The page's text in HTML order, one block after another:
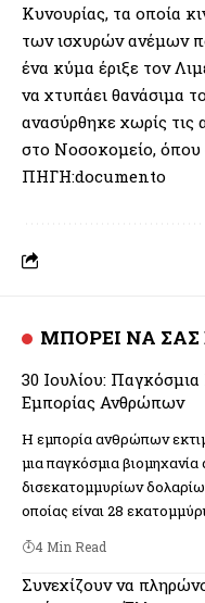
Κυνουρίας, τα οποία
των ισχυρών ανέμων
ένα κύμα έριξε τον
να χτυπάει θανάσιμα
ανασύρθηκε χωρίς τις
στο Νοσοκομείο, όπου
ΠΗΓΗ:documento
ΜΠΟΡΕΙ ΝΑ ΣΑΣ
30 Ιουλίου:
Εμπορίας Ανθρώπων
Η εμπορία ανθρώπων
μια παγκόσμια βιομηχανία
δισεκατομμυρίων
οποίας είναι 28
4 Min Read
Συνεχίζουν να